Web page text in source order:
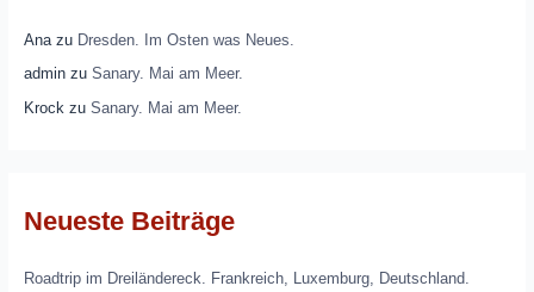
Anazu Dresden. Im Osten was Neues.
adminzu Sanary. Mai am Meer.
Krockzu Sanary. Mai am Meer.
Neueste Beiträge
Roadtrip im Dreiländereck. Frankreich, Luxemburg, Deutschland.